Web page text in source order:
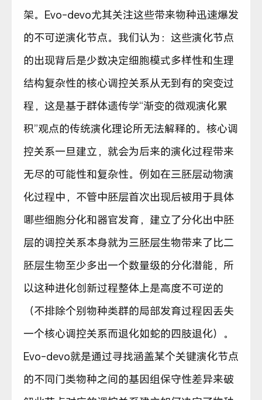
架。Evo-devo尤其关注这些带来物种迅速爆发
的不可逆演化节点。我们认为：这些演化节点
的出现背后是少数决定细胞模式多样性和生理
结构复杂性的核心调控关系从无到有的突变过
程，这是基于群体遗传学“渐变的微观演化累
积”观点的传统演化理论所无法解释的。核心调
控关系一旦建立，就会为后来的演化过程带来
无尽的可能性和复杂性。例如在三胚层动物演
化过程中，不管中胚层首次出现后被用于具体
哪些细胞分化和器官发育，建立了分化出中胚
层的调控关系本身就为三胚层生物带来了比二
胚层生物至少多出一个数量级的分化潜能，所
以这种进化创新过程整体上是高度不可逆的
（不排除个别物种类群的局部发育过程因丢失
一个核心调控关系而退化如蛇的四肢退化）。
Evo-devo就是通过寻找涵盖某个关键演化节点
的不同门类物种之间的基因组保守性差异来破